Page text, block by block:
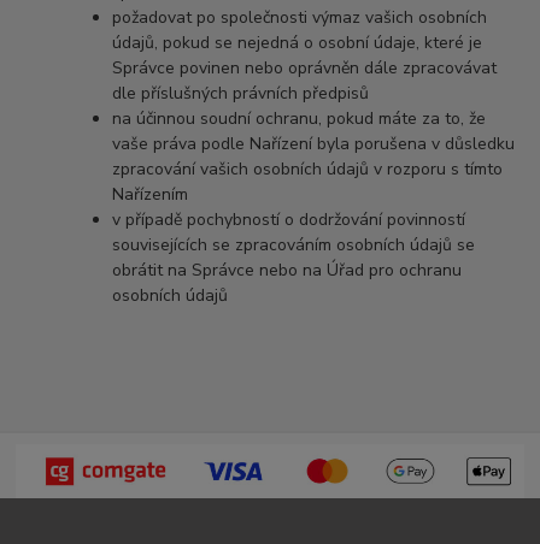
požadovat po společnosti výmaz vašich osobních
údajů, pokud se nejedná o osobní údaje, které je
Správce povinen nebo oprávněn dále zpracovávat
dle příslušných právních předpisů
na účinnou soudní ochranu, pokud máte za to, že
vaše práva podle Nařízení byla porušena v důsledku
zpracování vašich osobních údajů v rozporu s tímto
Nařízením
v případě pochybností o dodržování povinností
souvisejících se zpracováním osobních údajů se
obrátit na Správce nebo na Úřad pro ochranu
osobních údajů